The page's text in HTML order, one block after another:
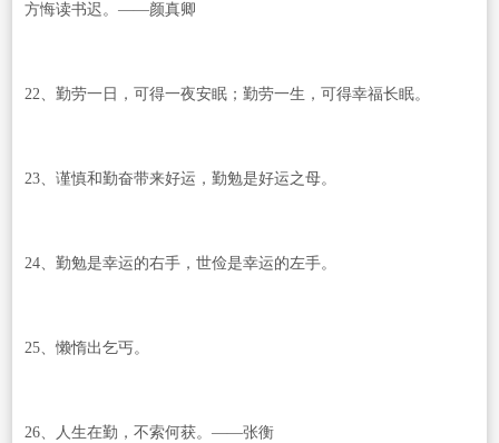
方悔读书迟。——颜真卿
22、勤劳一日，可得一夜安眠；勤劳一生，可得幸福长眠。
23、谨慎和勤奋带来好运，勤勉是好运之母。
24、勤勉是幸运的右手，世俭是幸运的左手。
25、懒惰出乞丐。
26、人生在勤，不索何获。——张衡